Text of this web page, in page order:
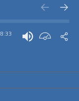
8:33